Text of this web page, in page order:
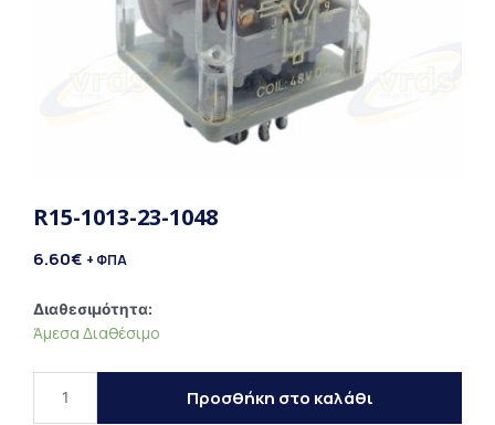
R15-1013-23-1048
6.60€ + ΦΠΑ
Διαθεσιμότητα:
Άμεσα Διαθέσιμο
R15-
1013-
ποσότητα
Προσθήκη στο καλάθι